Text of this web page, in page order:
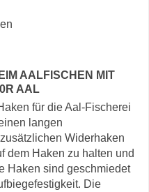
AALFISCHEN MIT
AAL
für die Aal-Fischerei
langen
Widerhaken
dem Haken zu halten und
Haken sind geschmiedet
Die